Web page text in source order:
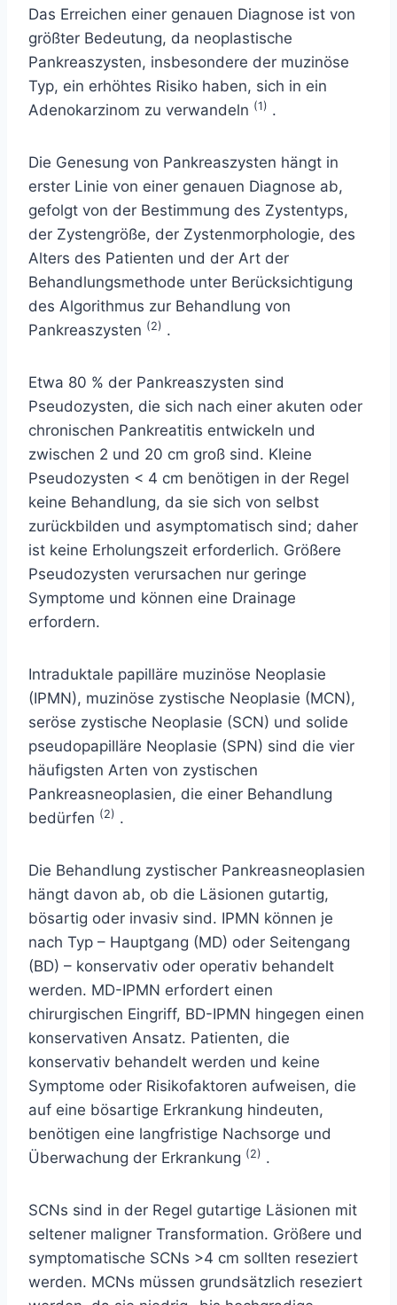
Das Erreichen einer genauen Diagnose ist von
größter Bedeutung, da neoplastische
Pankreaszysten, insbesondere der muzinöse
Typ, ein erhöhtes Risiko haben, sich in ein
Adenokarzinom zu verwandeln (1) .
Die Genesung von Pankreaszysten hängt in
erster Linie von einer genauen Diagnose ab,
gefolgt von der Bestimmung des Zystentyps,
der Zystengröße, der Zystenmorphologie, des
Alters des Patienten und der Art der
Behandlungsmethode unter Berücksichtigung
des Algorithmus zur Behandlung von
Pankreaszysten (2) .
Etwa 80 % der Pankreaszysten sind
Pseudozysten, die sich nach einer akuten oder
chronischen Pankreatitis entwickeln und
zwischen 2 und 20 cm groß sind. Kleine
Pseudozysten < 4 cm benötigen in der Regel
keine Behandlung, da sie sich von selbst
zurückbilden und asymptomatisch sind; daher
ist keine Erholungszeit erforderlich. Größere
Pseudozysten verursachen nur geringe
Symptome und können eine Drainage
erfordern.
Intraduktale papilläre muzinöse Neoplasie
(IPMN), muzinöse zystische Neoplasie (MCN),
seröse zystische Neoplasie (SCN) und solide
pseudopapilläre Neoplasie (SPN) sind die vier
häufigsten Arten von zystischen
Pankreasneoplasien, die einer Behandlung
bedürfen (2) .
Die Behandlung zystischer Pankreasneoplasien
hängt davon ab, ob die Läsionen gutartig,
bösartig oder invasiv sind. IPMN können je
nach Typ – Hauptgang (MD) oder Seitengang
(BD) – konservativ oder operativ behandelt
werden. MD-IPMN erfordert einen
chirurgischen Eingriff, BD-IPMN hingegen einen
konservativen Ansatz. Patienten, die
konservativ behandelt werden und keine
Symptome oder Risikofaktoren aufweisen, die
auf eine bösartige Erkrankung hindeuten,
benötigen eine langfristige Nachsorge und
Überwachung der Erkrankung (2) .
SCNs sind in der Regel gutartige Läsionen mit
seltener maligner Transformation. Größere und
symptomatische SCNs >4 cm sollten reseziert
werden. MCNs müssen grundsätzlich reseziert